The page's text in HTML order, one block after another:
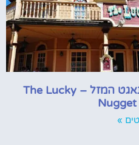
מזנון האוכל האמריקאי נאגט המזל – The Lucky
Nugget
»